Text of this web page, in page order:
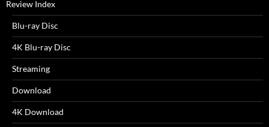
Review Index
Blu-ray Disc
4K Blu-ray Disc
Streaming
Download
4K Download